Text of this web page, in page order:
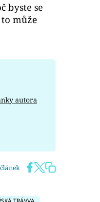
byste se
může
autora